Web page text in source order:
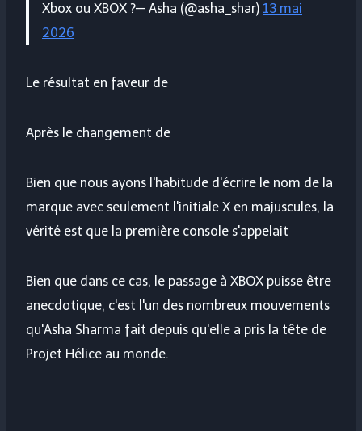
Xbox ou XBOX ?— Asha (@asha_shar) 13 mai
2026
Le résultat en faveur de
Après le changement de
Bien que nous ayons l'habitude d'écrire le nom de la
marque avec seulement l'initiale X en majuscules, la
vérité est que la première console s'appelait
Bien que dans ce cas, le passage à XBOX puisse être
anecdotique, c'est l'un des nombreux mouvements
qu'Asha Sharma fait depuis qu'elle a pris la tête de
Projet Hélice au monde.